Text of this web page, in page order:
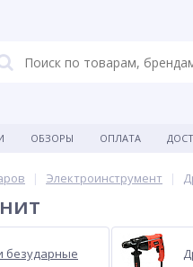
ОБЗОРЫ ОПЛАТА
Электроинструмент
безударные